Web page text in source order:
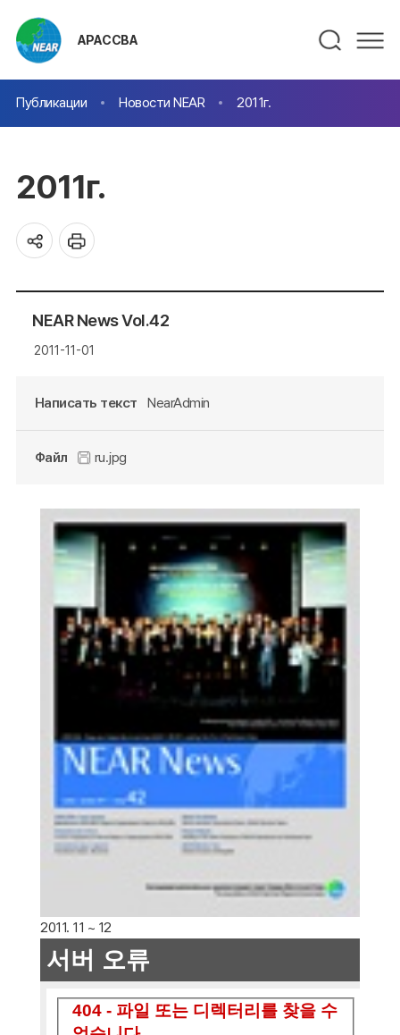
АРАССВА
Публикации Новости NEAR 2011г.
2011г.
NEAR News Vol.42
2011-11-01
Написать текст NearAdmin
Файл ru.jpg
2011. 11 ~ 12